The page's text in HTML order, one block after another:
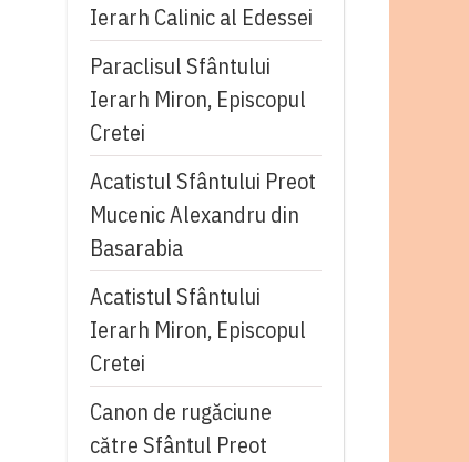
Ierarh Calinic al Edessei
Paraclisul Sfântului
Ierarh Miron, Episcopul
Cretei
Acatistul Sfântului Preot
Mucenic Alexandru din
Basarabia
Acatistul Sfântului
Ierarh Miron, Episcopul
Cretei
Canon de rugăciune
către Sfântul Preot